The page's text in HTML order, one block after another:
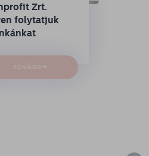
Zrt.
folytatjuk
TOVÁBB →